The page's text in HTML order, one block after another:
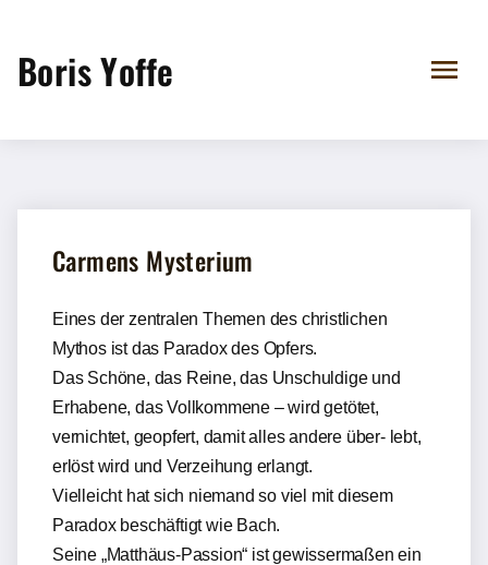
Boris Yoffe
Carmens Mysterium
Eines der zentralen Themen des christlichen
Mythos ist das Paradox des Opfers.
Das Schöne, das Reine, das Unschuldige und
Erhabene, das Vollkommene – wird getötet,
vernichtet, geopfert, damit alles andere über- lebt,
erlöst wird und Verzeihung erlangt.
Vielleicht hat sich niemand so viel mit diesem
Paradox beschäftigt wie Bach.
Seine „Matthäus-Passion“ ist gewissermaßen ein